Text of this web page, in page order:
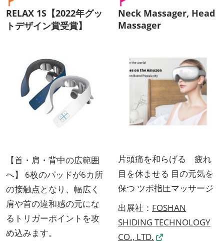
RELAX 1S【2022年グッ
トデザイン賞受賞】
【首・肩・背中の広範囲
へ】 6枚のパッドが6カ所
の接触点となり、幅広く
肩や首の違和感の元にな
るトリガーポイントを攻
め込みます。
Neck Massager, Head
Massager
片頭痛を和らげる 疲れ
目を休ませる 目の元気を
保つ ツボ指圧マッサージ
出展社： FOSHAN
SHIDING TECHNOLOGY
CO., LTD.